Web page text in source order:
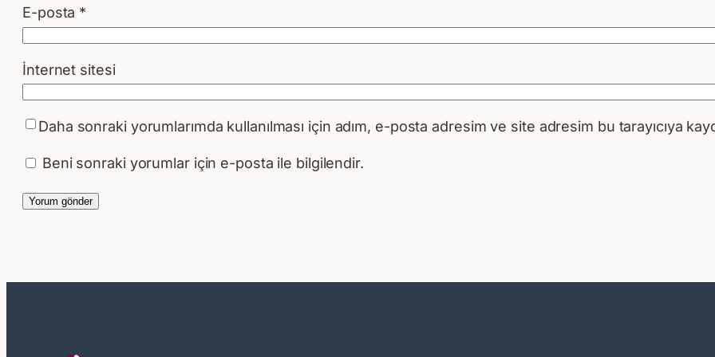
E-posta *
İnternet sitesi
Daha sonraki yorumlarımda kullanılması için adım, e-posta adresim ve site adresim bu tarayıcıya
Beni sonraki yorumlar için e-posta ile bilgilendir.